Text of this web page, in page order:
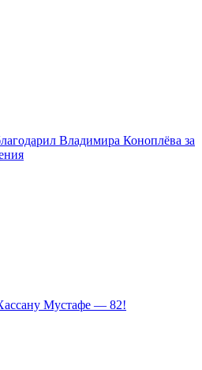
Владимира Коноплёва за
Мустафе — 82!